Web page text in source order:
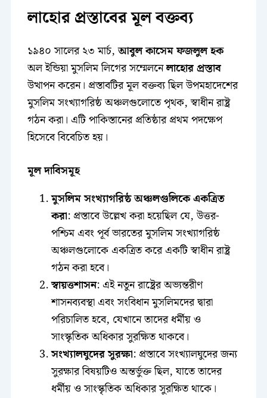
লাহোর প্রস্তাবের মূল বক্তব্য
১৯৪০ সালের ২৩ মার্চ,আবুল কাসেম ফজলুল হক
অল ইন্ডিয়া মুসলিম লিগের সম্মেলনেলাহোর প্রস্তাব
উত্থাপন করেন। প্রস্তাবটির মূল বক্তব্য ছিল উপমহাদেশের
মুসলিম সংখ্যাগরিষ্ঠ অঞ্চলগুলোতে পৃথক, স্বাধীন রাষ্ট্র
গঠন করা। এটি পাকিস্তানের প্রতিষ্ঠার প্রথম পদক্ষেপ
হিসেবে বিবেচিত হয়।
মূল দাবিসমূহ
মুসলিম সংখ্যাগরিষ্ঠ অঞ্চলগুলিকে একত্রিত
করা: প্রস্তাবে উল্লেখ করা হয়েছিল যে, উত্তর-
পশ্চিম এবং পূর্ব ভারতের মুসলিম সংখ্যাগরিষ্ঠ
অঞ্চলগুলোকে একত্রিত করে একটি স্বাধীন রাষ্ট্র
গঠন করা হবে।
স্বায়ত্তশাসন: এই নতুন রাষ্ট্রের অভ্যন্তরীণ
শাসনব্যবস্থা এবং সংবিধান মুসলিমদের দ্বারা
পরিচালিত হবে, যেখানে তাদের ধর্মীয় ও
সাংস্কৃতিক অধিকার সুরক্ষিত থাকবে।
সংখ্যালঘুদের সুরক্ষা: প্রস্তাবে সংখ্যালঘুদের জন্য
সুরক্ষার বিষয়টিও অন্তর্ভুক্ত ছিল, যাতে তাদের
ধর্মীয় ও সাংস্কৃতিক অধিকার সুরক্ষিত থাকে।